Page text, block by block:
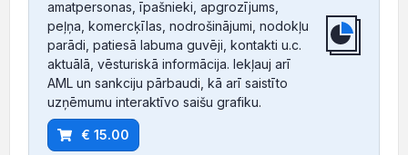
amatpersonas, īpašnieki, apgrozījums,
peļņa, komercķīlas, nodrošinājumi, nodokļu
parādi, patiesā labuma guvēji, kontakti u.c.
aktuālā, vēsturiskā informācija. Iekļauj arī
AML un sankciju pārbaudi, kā arī saistīto
uzņēmumu interaktīvo saišu grafiku.
€ 15.00